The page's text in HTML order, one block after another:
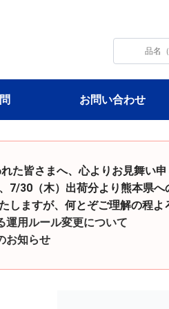
お問い合わせ
た皆さまへ、心よりお見舞い申
木）出荷分より熊本県への
が、何とぞご理解の程よろ
運用ルール変更について
お知らせ